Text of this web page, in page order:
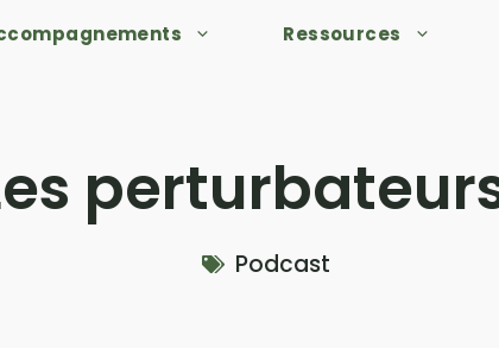
Ressources
Podcast